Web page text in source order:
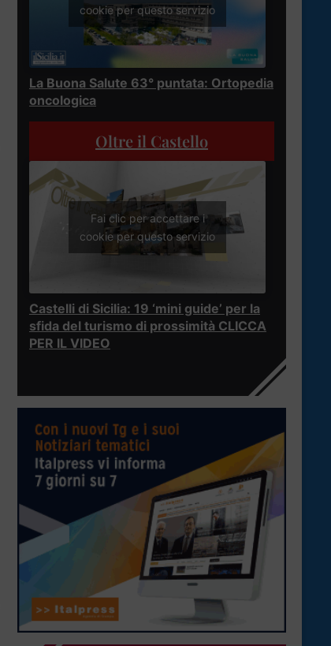
cookie per questo servizio
La Buona Salute 63° puntata: Ortopedia
oncologica
Oltre il Castello
Fai clic per accettare i
cookie per questo servizio
Castelli di Sicilia: 19 ‘mini guide’ per la
sfida del turismo di prossimità CLICCA
PER IL VIDEO